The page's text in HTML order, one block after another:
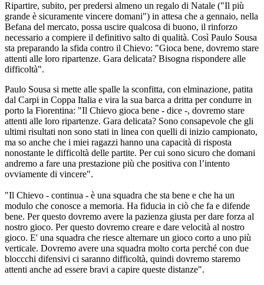
Ripartire, subito, per predersi almeno un regalo di Natale ("Il più
grande è sicuramente vincere domani") in attesa che a gennaio, nella
Befana del mercato, possa uscire qualcosa di buono, il rinforzo
necessario a compiere il definitivo salto di qualità. Così Paulo Sousa
sta preparando la sfida contro il Chievo: "Gioca bene, dovremo stare
attenti alle loro ripartenze. Gara delicata? Bisogna rispondere alle
difficoltà".
Paulo Sousa si mette alle spalle la sconfitta, con elminazione, patita
dal Carpi in Coppa Italia e vira la sua barca a dritta per condurre in
porto la Fiorentina: "Il Chievo gioca bene - dice -, dovremo stare
attenti alle loro ripartenze. Gara delicata? Sono consapevole che gli
ultimi risultati non sono stati in linea con quelli di inizio campionato,
ma so anche che i miei ragazzi hanno una capacità di risposta
nonostante le difficoltà delle partite. Per cui sono sicuro che domani
andremo a fare una prestazione più che positiva con l’intento
ovviamente di vincere".
"Il Chievo - continua - è una squadra che sta bene e che ha un
modulo che conosce a memoria. Ha fiducia in ciò che fa e difende
bene. Per questo dovremo avere la pazienza giusta per dare forza al
nostro gioco. Per questo dovremo creare e dare velocità al nostro
gioco. E' una squadra che riesce alternare un gioco corto a uno più
verticale. Dovremo avere una squadra molto corta perché con due
bloccchi difensivi ci saranno difficoltà, quindi dovremo staremo
attenti anche ad essere bravi a capire queste distanze".